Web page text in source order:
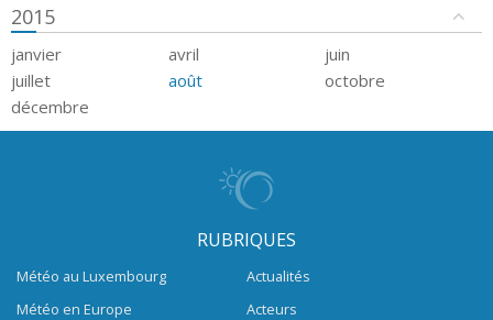
2015
janvier avril
juin
juillet
août
octobre
décembre
RUBRIQUES
Météo au Luxembourg
Météo en Europe
Actualités
Acteurs